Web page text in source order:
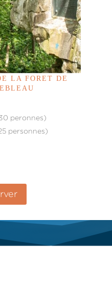
LA FORET DE
peronnes)
personnes)